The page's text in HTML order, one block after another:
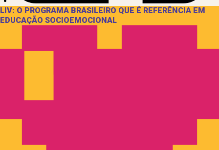
LIV: O PROGRAMA BRASILEIRO QUE É REFERÊNCIA EM
EDUCAÇÃO SOCIOEMOCIONAL